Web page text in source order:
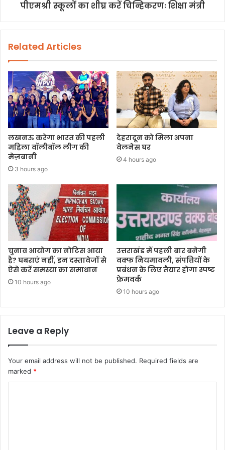
पीएमश्री स्कूलों का शीघ्र करें चिन्हिकरणः शिक्षा मंत्री
Related Articles
लखनऊ करेगा भारत की पहली
महिला वॉलीबॉल लीग की
मेज़बानी
3 hours ago
देहरादून को मिला अपना
वेलनेस घर
4 hours ago
चुनाव आयोग का नोटिस आया
है? घबराएं नहीं, इन दस्तावेजों से
ऐसे करें समस्या का समाधान
10 hours ago
उत्तराखंड में पहली बार बनेगी
वक्फ नियमावली, संपत्तियों के
प्रबंधन के लिए तैयार होगा स्पष्ट
फ्रेमवर्क
10 hours ago
Leave a Reply
Your email address will not be published. Required fields are
marked *